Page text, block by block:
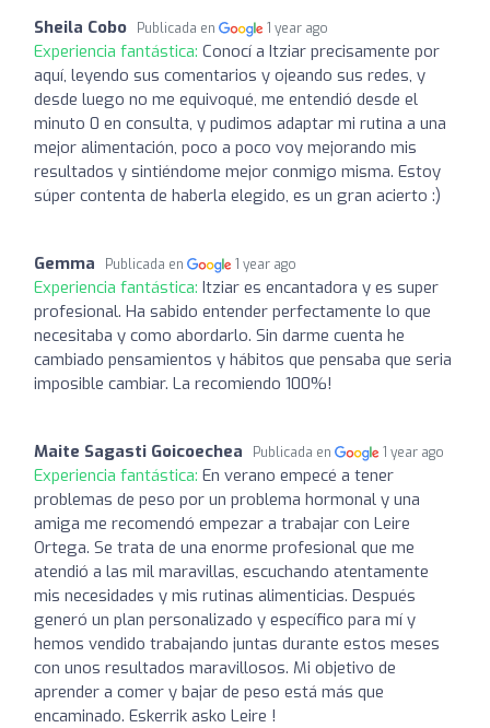
Sheila Cobo Publicada en 1 year ago
Experiencia fantástica: Conocí a Itziar precisamente por
aquí, leyendo sus comentarios y ojeando sus redes, y
desde luego no me equivoqué, me entendió desde el
minuto 0 en consulta, y pudimos adaptar mi rutina a una
mejor alimentación, poco a poco voy mejorando mis
resultados y sintiéndome mejor conmigo misma. Estoy
súper contenta de haberla elegido, es un gran acierto :)
Gemma Publicada en 1 year ago
Experiencia fantástica: Itziar es encantadora y es super
profesional. Ha sabido entender perfectamente lo que
necesitaba y como abordarlo. Sin darme cuenta he
cambiado pensamientos y hábitos que pensaba que seria
imposible cambiar. La recomiendo 100%!
Maite Sagasti Goicoechea Publicada en 1 year ago
Experiencia fantástica: En verano empecé a tener
problemas de peso por un problema hormonal y una
amiga me recomendó empezar a trabajar con Leire
Ortega. Se trata de una enorme profesional que me
atendió a las mil maravillas, escuchando atentamente
mis necesidades y mis rutinas alimenticias. Después
generó un plan personalizado y específico para mí y
hemos vendido trabajando juntas durante estos meses
con unos resultados maravillosos. Mi objetivo de
aprender a comer y bajar de peso está más que
encaminado. Eskerrik asko Leire !